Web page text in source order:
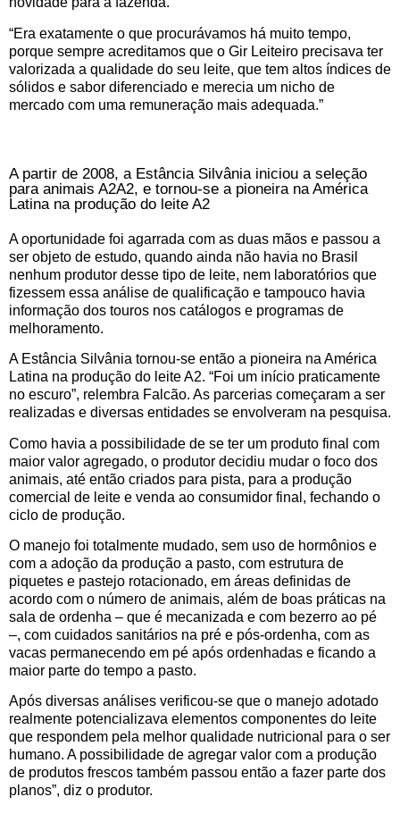
“Era exatamente o que procurávamos há muito tempo,
porque sempre acreditamos que o Gir Leiteiro precisava ter
valorizada a qualidade do seu leite, que tem altos índices de
sólidos e sabor diferenciado e merecia um nicho de
mercado com uma remuneração mais adequada.”
A partir de 2008, a Estância Silvânia iniciou a seleção
para animais A2A2, e tornou-se a pioneira na América
Latina na produção do leite A2
A oportunidade foi agarrada com as duas mãos e passou a
ser objeto de estudo, quando ainda não havia no Brasil
nenhum produtor desse tipo de leite, nem laboratórios que
fizessem essa análise de qualificação e tampouco havia
informação dos touros nos catálogos e programas de
melhoramento.
A Estância Silvânia tornou-se então a pioneira na América
Latina na produção do leite A2. “Foi um início praticamente
no escuro”, relembra Falcão. As parcerias começaram a ser
realizadas e diversas entidades se envolveram na pesquisa.
Como havia a possibilidade de se ter um produto final com
maior valor agregado, o produtor decidiu mudar o foco dos
animais, até então criados para pista, para a produção
comercial de leite e venda ao consumidor final, fechando o
ciclo de produção.
O manejo foi totalmente mudado, sem uso de hormônios e
com a adoção da produção a pasto, com estrutura de
piquetes e pastejo rotacionado, em áreas definidas de
acordo com o número de animais, além de boas práticas na
sala de ordenha – que é mecanizada e com bezerro ao pé
–, com cuidados sanitários na pré e pós-ordenha, com as
vacas permanecendo em pé após ordenhadas e ficando a
maior parte do tempo a pasto.
Após diversas análises verificou-se que o manejo adotado
realmente potencializava elementos componentes do leite
que respondem pela melhor qualidade nutricional para o ser
humano. A possibilidade de agregar valor com a produção
de produtos frescos também passou então a fazer parte dos
planos”, diz o produtor.